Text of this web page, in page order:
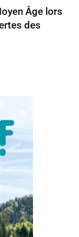
Âge lors
des